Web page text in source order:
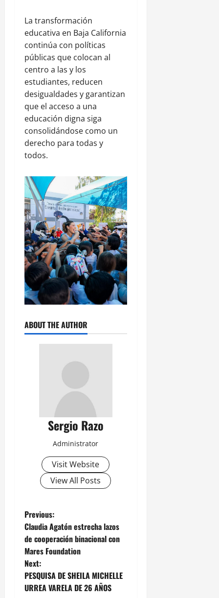
La transformación
educativa en Baja California
continúa con políticas
públicas que colocan al
centro a las y los
estudiantes, reducen
desigualdades y garantizan
que el acceso a una
educación digna siga
consolidándose como un
derecho para todas y
todos.
ABOUT THE AUTHOR
Sergio Razo
Administrator
Visit Website
View All Posts
P
o
s
t
Previous:
Claudia Agatón estrecha lazos
de cooperación binacional con
Mares Foundation
Next:
PESQUISA DE SHEILA MICHELLE
URREA VARELA DE 26 AÑOS